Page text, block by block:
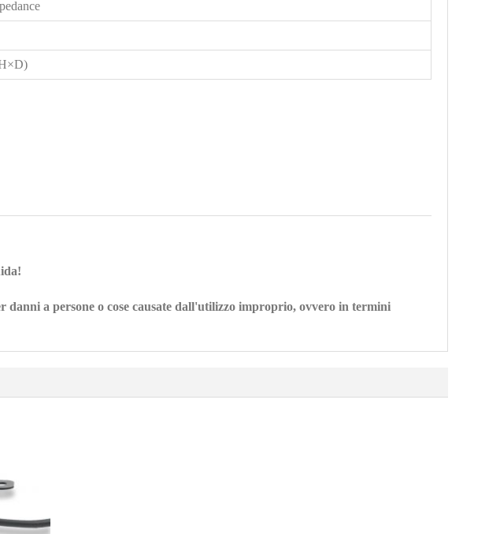
a persone o cose causate dall'utilizzo improprio, ovvero in termini